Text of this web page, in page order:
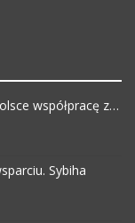
współpracę z…
Sybiha